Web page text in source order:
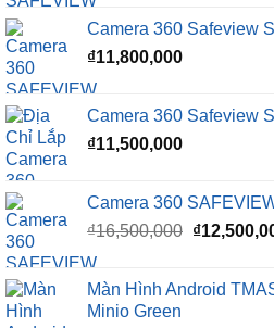
Camera 360 Safeview
₫11,800,000
Camera 360 Safeview
₫11,500,000
Camera 360
₫16,500,000 Giá
₫
Màn Hình Android
Minio Green